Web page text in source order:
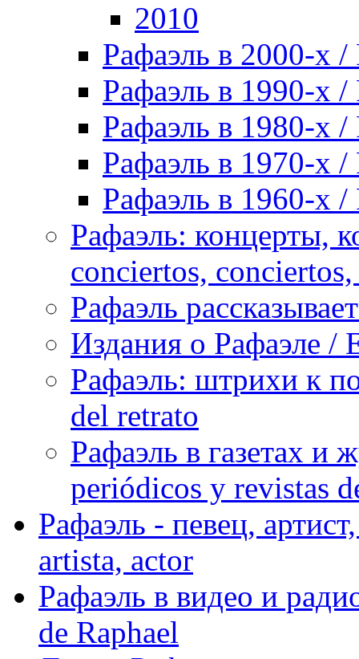
2010
Рафаэль в 2000-х /
Рафаэль в 1990-х /
Рафаэль в 1980-х /
Рафаэль в 1970-х /
Рафаэль в 1960-х /
Рафаэль: концерты,
conciertos,
Рафаэль
Издания о Рафаэле /
Рафаэль: штрихи к
del retrato
Рафаэль в газетах и
periódicos y revistas
Рафаэль - певец,
artista, actor
Рафаэль в видео и
de Raphael